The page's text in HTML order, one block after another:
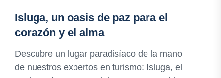
Isluga, un oasis de paz para el
corazón y el alma
Descubre un lugar paradisíaco de la mano
de nuestros expertos en turismo: Isluga, el